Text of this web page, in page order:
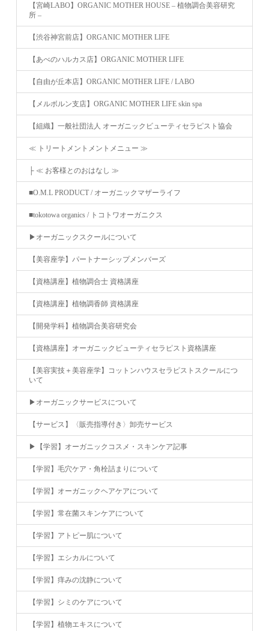
【宮崎LABO】ORGANIC MOTHER HOUSE – 植物調合美容研究
所 –
【渋谷神宮前店】ORGANIC MOTHER LIFE
【あべのハルカス店】ORGANIC MOTHER LIFE
【自由が丘本店】ORGANIC MOTHER LIFE / LABO
【メルボルン支店】ORGANIC MOTHER LIFE skin spa
【組織】一般社団法人 オーガニックビューティセラピスト協会
≪ トリートメントメントメニュー ≫
├ ≪ お客様とのおはなし ≫
■O.M.L PRODUCT / オーガニックマザーライフ
■tokotowa organics / トコトワオーガニクス
▶︎オーガニックスクールについて
【美容座学】パートナーシップメンバーズ
【資格講座】植物調合士 資格講座
【資格講座】植物調香師 資格講座
【開発学科】植物調合美容研究会
【資格講座】オーガニックビューティセラピスト資格講座
【美容実技＋美容座学】コットンハウスセラピストスクールにつ
いて
▶︎オーガニックサービスについて
【サービス】〈販売指導付き〉卸売サービス
▶︎【学習】オーガニックコスメ・スキンケア記事
【学習】毛穴ケア・角栓詰まりについて
【学習】オーガニックヘアケアについて
【学習】常在菌スキンケアについて
【学習】アトピー肌について
【学習】エシカルについて
【学習】痒みの沈静について
【学習】シミのケアについて
【学習】植物エキスについて